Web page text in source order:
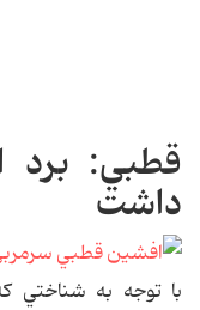
قطبي: برد
داشت
با توجه به شناختي